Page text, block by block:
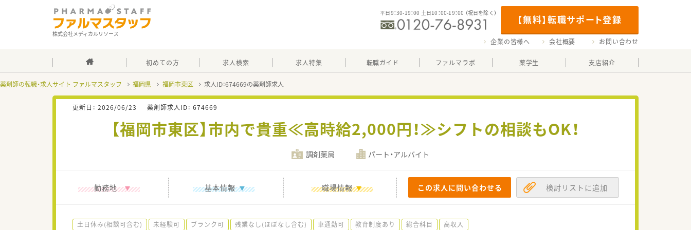
株式会社メディカルリソース
【無料】転職サポート登録
平日9：30-19：00 土日10：00-19：00 （祝日を除く）
企業の皆様へ 会社概要 お問い合わせ
初めての方 求人検索 求人特集 転職ガイド ファルマラボ 薬学生 支店紹介
薬剤師の転職・求人サイト ファルマスタッフ 福岡県 福岡市東区 求人ID：674669の薬剤師求人
更新日： 2026/06/23 薬剤師求人ID： 674669
【福岡市東区】市内で貴重≪高時給2,000円！≫シフトの相談もOK！
調剤薬局 パート・アルバイト
勤務地 基本情報 職場情報 この求人に問い合わせる 検討リストに追加
土日休み(相談可含む) 未経験可 ブランク可 残業なし(ほぼなし含む) 車通勤可 教育制度あり 総合科目 高収入